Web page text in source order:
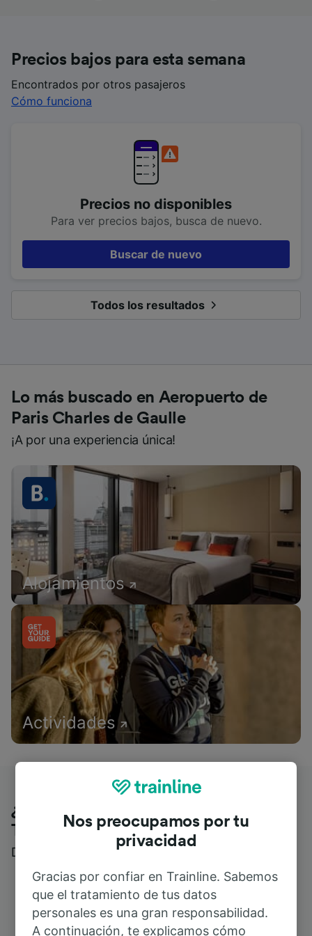
Precios bajos para esta semana
Encontrados por otros pasajeros
Cómo funciona
Precios no disponibles
Para ver precios bajos, busca de nuevo.
Buscar de nuevo
Todos los resultados
Lo más buscado en Aeropuerto de
Paris Charles de Gaulle
¡A por una experiencia única!
Alojamientos
Actividades
¿Qué piensan nuestros clientes de
Trainline?
Descubre reseñas reales de nuestros viajeros
Nos preocupamos por tu
privacidad
Gracias por confiar en Trainline. Sabemos
que el tratamiento de tus datos
personales es una gran responsabilidad.
A continuación, te explicamos cómo